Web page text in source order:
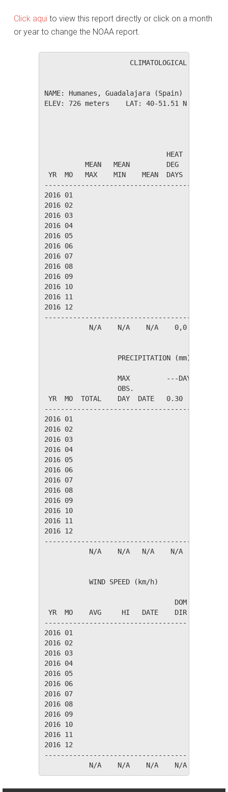
Click aquito view this report directly or click on a month
or year to change the NOAA report.
CLIMATOLOGICAL SUMMARY
NAME: Humanes, Guadalajara
ELEV: 726 meters    LAT: 40-51.51 N    LONG:
HEAT    COOL
MEAN   MEAN         DEG     DEG
YR  MO   MAX    MIN    MEAN  DAYS
2016 01
2016 02
2016 03
2016 04
2016 05
2016 06
2016 07
2016 08
2016 09
2016 10
2016 11
2016 12
N/A    N/A    N/A    0,0    0,0
                  PRECIPITATION (mm)
MAX         ---DAYS OF
                  OBS.               OVER
YR  MO  TOTAL    DAY  DATE   0.30   3.00
2016 01
2016 02
2016 03
2016 04
2016 05
2016 06
2016 07
2016 08
2016 09
2016 10
2016 11
2016 12
N/A    N/A   N/A    N/A    N/A
           WIND SPEED (km/h)
                                DOM
YR  MO    AVG     HI   DATE    DIR
-----------------------------------
2016 01
2016 02
2016 03
2016 04
2016 05
2016 06
2016 07
2016 08
2016 09
2016 10
2016 11
2016 12
-----------------------------------